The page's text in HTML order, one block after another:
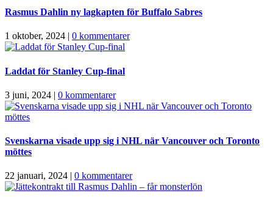
Rasmus Dahlin ny lagkapten för Buffalo Sabres
1 oktober, 2024 | 0 kommentarer
Laddat för Stanley Cup-final
3 juni, 2024 | 0 kommentarer
Svenskarna visade upp sig i NHL när Vancouver och Toronto
möttes
22 januari, 2024 0 kommentarer